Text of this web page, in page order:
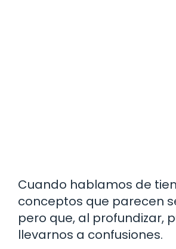
Cuando hablamos de
conceptos que parecen
pero que, al profundizar,
llevarnos a confusiones.